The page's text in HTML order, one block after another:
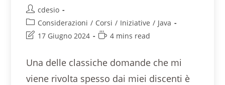
cdesio
Considerazioni / Corsi / Iniziative / Java
17 Giugno 2024
4 mins read
Una delle classiche domande che mi
viene rivolta spesso dai miei discenti è